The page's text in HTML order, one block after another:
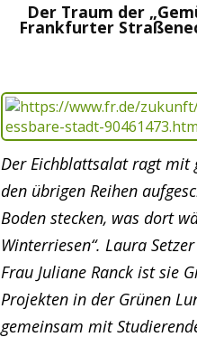
Der Traum der
Frankfurter
Der Eichblattsalat ragt mit
den übrigen Reihen
Boden stecken, was dort
Winterriesen“. Laura
Frau Juliane Ranck ist sie
Projekten in der Grünen
gemeinsam mit